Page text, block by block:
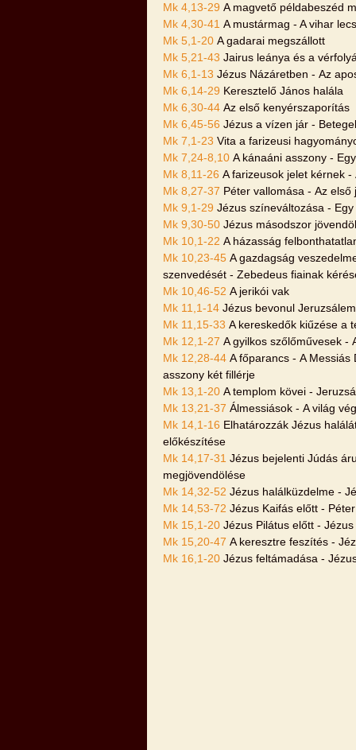
Mk 4,13-29 A magvető példabeszéd
Mk 4,30-41 A mustármag - A vihar
Mk 5,1-20 A gadarai megszállott
Mk 5,21-43 Jairus leánya és a
Mk 6,1-13 Jézus Názáretben - Az
Mk 6,14-29 Keresztelő János halála
Mk 6,30-44 Az első kenyérszaporítás
Mk 6,45-56 Jézus a vízen jár -
Mk 7,1-23 Vita a farizeusi
Mk 7,24-8,10 A kánaáni asszony -
Mk 8,11-26 A farizeusok jelet kérnek
Mk 8,27-37 Péter vallomása - Az
Mk 9,1-29 Jézus színeváltozása -
Mk 9,30-50 Jézus másodszor
Mk 10,1-22 A házasság
Mk 10,23-45 A gazdagság
szenvedését - Zebedeus fiainak
Mk 10,46-52 A jerikói vak
Mk 11,1-14 Jézus bevonul
Mk 11,15-33 A kereskedők kiűzése a
Mk 12,1-27 A gyilkos szőlőművesek -
Mk 12,28-44 A főparancs - A
asszony két fillérje
Mk 13,1-20 A templom kövei -
Mk 13,21-37 Álmessiások - A világ
Mk 14,1-16 Elhatározzák Jézus
előkészítése
Mk 14,17-31 Jézus bejelenti Júdás
megjövendölése
Mk 14,32-52 Jézus halálküzdelme -
Mk 14,53-72 Jézus Kaifás előtt -
Mk 15,1-20 Jézus Pilátus előtt -
Mk 15,20-47 A keresztre feszítés -
Mk 16,1-20 Jézus feltámadása -